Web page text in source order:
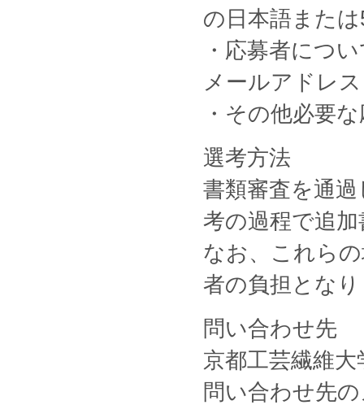
の日本語また
・応募者につ
メールアドレ
・その他必要
選考方法
書類審査を通
考の過程で追
なお、これら
者の負担とな
問い合わせ先
京都工芸繊維
問い合わせ先